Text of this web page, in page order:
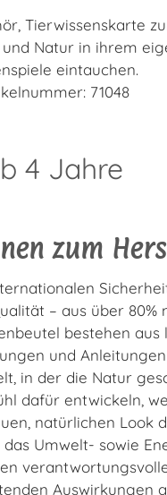
Tierwissenskarte
Natur in ihrem
eintauchen.
71048
4 Jahre
zum
– aus über
bestehen
und
in der die Natur
dafür entwickeln,
natürlichen Look
das Umwelt- sowie
Auswirkungen